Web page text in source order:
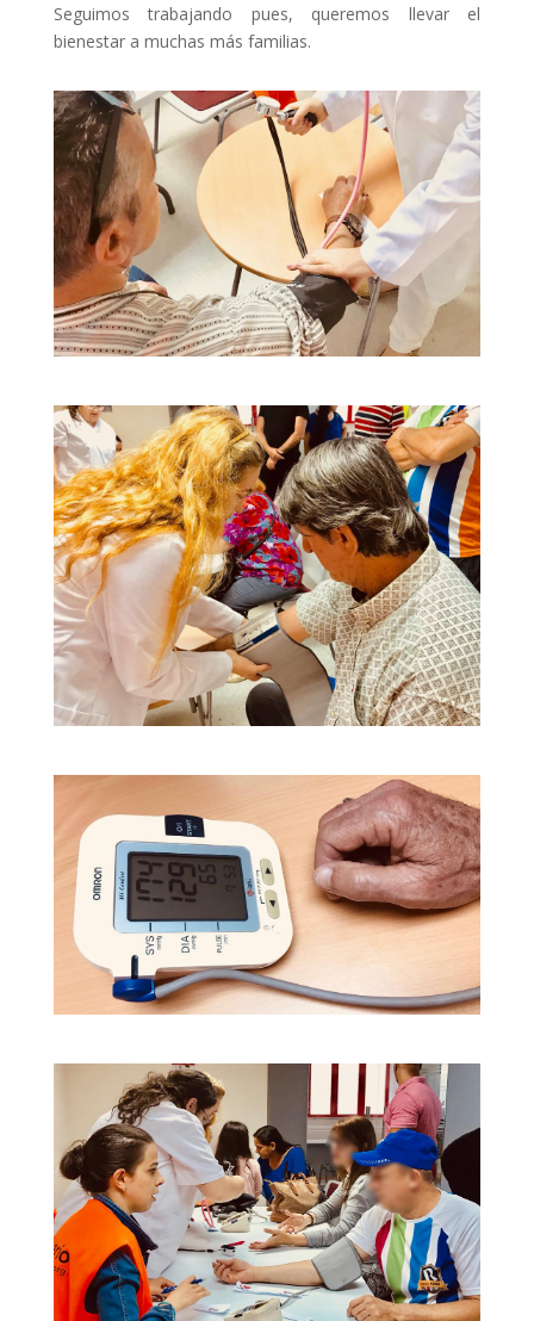
Seguimos trabajando pues, queremos llevar el
bienestar a muchas más familias.